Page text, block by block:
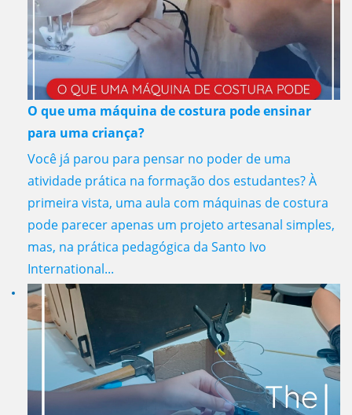
O que uma máquina de costura pode ensinar
para uma criança?
Você já parou para pensar no poder de uma
atividade prática na formação dos estudantes? À
primeira vista, uma aula com máquinas de costura
pode parecer apenas um projeto artesanal simples,
mas, na prática pedagógica da Santo Ivo
International...